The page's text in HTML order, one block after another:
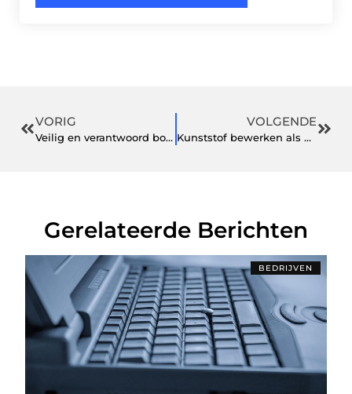
VORIG
Veilig en verantwoord bouwen met SIP-panelen
VOLGENDE
Kunststof bewerken als basis voor sterke kunststof roosters
Gerelateerde Berichten
BEDRIJVEN